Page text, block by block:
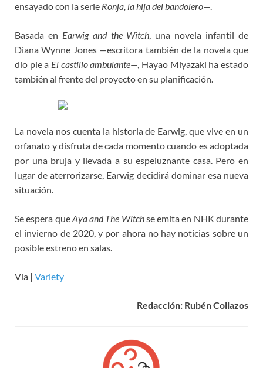
ensayado con la serie Ronja, la hija del bandolero—.
Basada en Earwig and the Witch, una novela infantil de
Diana Wynne Jones —escritora también de la novela que
dio pie a El castillo ambulante—, Hayao Miyazaki ha estado
también al frente del proyecto en su planificación.
La novela nos cuenta la historia de Earwig, que vive en un
orfanato y disfruta de cada momento cuando es adoptada
por una bruja y llevada a su espeluznante casa. Pero en
lugar de aterrorizarse, Earwig decidirá dominar esa nueva
situación.
Se espera queAya and The Witchse emita en NHK durante
el invierno de 2020, y por ahora no hay noticias sobre un
posible estreno en salas.
Vía | Variety
Redacción: Rubén Collazos